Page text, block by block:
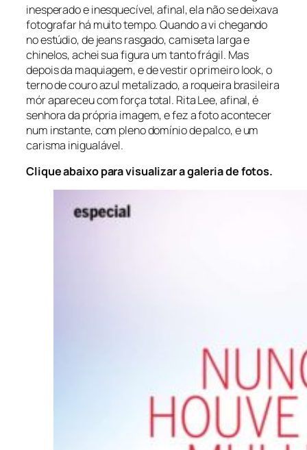
inesperado e inesquecível, afinal, ela não se deixava
fotografar há muito tempo. Quando a vi chegando
no estúdio, de jeans rasgado, camiseta larga e
chinelos, achei sua figura um tanto frágil. Mas
depois da maquiagem, e de vestir o primeiro look, o
terno de couro azul metalizado, a roqueira brasileira
mór apareceu com força total. Rita Lee, afinal, é
senhora da própria imagem, e fez a foto acontecer
num instante, com pleno domínio de palco, e um
carisma inigualável.
Clique abaixo para visualizar a galeria de fotos.